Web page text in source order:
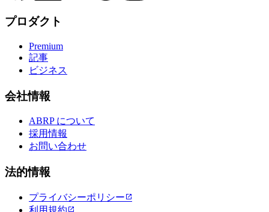
プロダクト
Premium
記事
ビジネス
会社情報
ABRP について
採用情報
お問い合わせ
法的情報
プライバシーポリシー 
利用規約 